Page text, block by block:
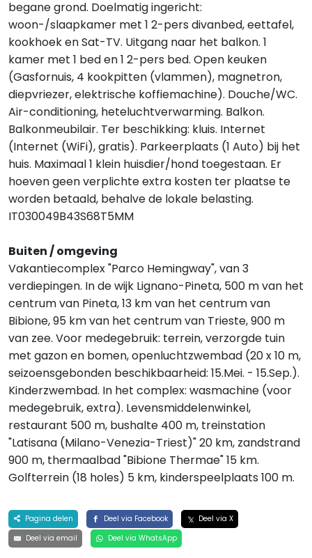
begane grond. Doelmatig ingericht:
woon-/slaapkamer met 1 2-pers divanbed, eettafel,
kookhoek en Sat-TV. Uitgang naar het balkon. 1
kamer met 1 bed en 1 2-pers bed. Open keuken
(Gasfornuis, 4 kookpitten (vlammen), magnetron,
diepvriezer, elektrische koffiemachine). Douche/WC.
Air-conditioning, heteluchtverwarming. Balkon.
Balkonmeubilair. Ter beschikking: kluis. Internet
(Internet (WiFi), gratis). Parkeerplaats (1 Auto) bij het
huis. Maximaal 1 klein huisdier/hond toegestaan. Er
hoeven geen verplichte extra kosten ter plaatse te
worden betaald, behalve de lokale belasting.
IT030049B43S68T5MM
Buiten / omgeving
Vakantiecomplex "Parco Hemingway", van 3
verdiepingen. In de wijk Lignano-Pineta, 500 m van het
centrum van Pineta, 13 km van het centrum van
Bibione, 95 km van het centrum van Trieste, 900 m
van zee. Voor medegebruik: terrein, verzorgde tuin
met gazon en bomen, openluchtzwembad (20 x 10 m,
seizoensgebonden beschikbaarheid: 15.Mei. - 15.Sep.).
Kinderzwembad. In het complex: wasmachine (voor
medegebruik, extra). Levensmiddelenwinkel,
restaurant 500 m, bushalte 400 m, treinstation
"Latisana (Milano-Venezia-Triest)" 20 km, zandstrand
900 m, thermaalbad "Bibione Thermae" 15 km.
Golfterrein (18 holes) 5 km, kinderspeelplaats 100 m.
Pagina delen Deel via Facebook
Deel via X
Deel via email
Deel via WhatsApp